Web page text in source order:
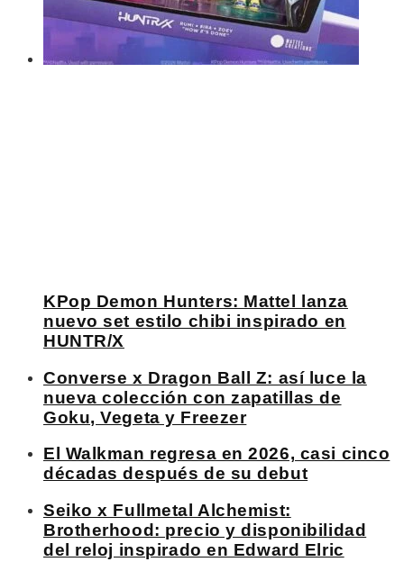
KPop Demon Hunters: Mattel lanza
nuevo set estilo chibi inspirado en
HUNTR/X
Converse x Dragon Ball Z: así luce la
nueva colección con zapatillas de
Goku, Vegeta y Freezer
El Walkman regresa en 2026, casi cinco
décadas después de su debut
Seiko x Fullmetal Alchemist:
Brotherhood: precio y disponibilidad
del reloj inspirado en Edward Elric